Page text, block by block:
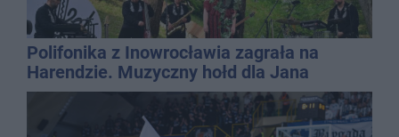
Polifonika z Inowrocławia zagrała na
Harendzie. Muzyczny hołd dla Jana
Kasprowicza